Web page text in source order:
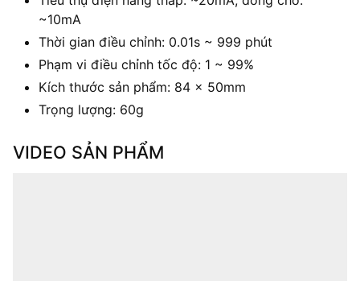
~10mA
Thời gian điều chỉnh: 0.01s ~ 999 phút
Phạm vi điều chỉnh tốc độ: 1 ~ 99%
Kích thước sản phẩm: 84 x 50mm
Trọng lượng: 60g
VIDEO SẢN PHẨM